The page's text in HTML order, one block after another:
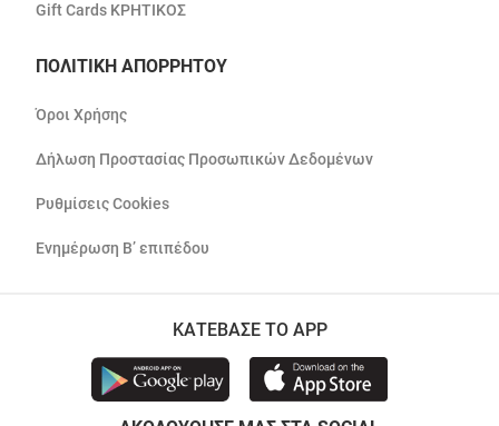
Gift Cards ΚΡΗΤΙΚΟΣ
ΠΟΛΙΤΙΚΗ ΑΠΟΡΡΗΤΟΥ
Όροι Χρήσης
Δήλωση Προστασίας Προσωπικών Δεδομένων
Ρυθμίσεις Cookies
Ενημέρωση Β’ επιπέδου
ΚΑΤΕΒΑΣΕ ΤΟ APP